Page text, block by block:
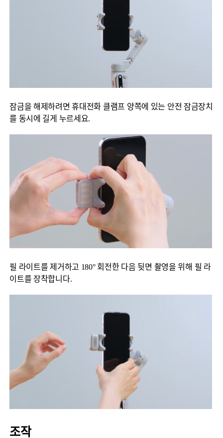
잠금을 해제하려면 휴대전화 클램프 양쪽에 있는 안전 잠금장치
를 동시에 길게 누르세요.
필 라이트를 제거하고 180° 회전한 다음 뒷면 촬영을 위해 필 라
이트를 장착합니다.
조작